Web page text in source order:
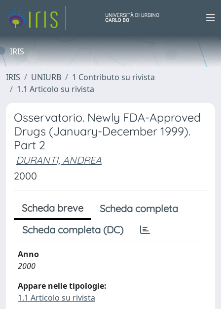
IRIS
IRIS UNIURB
1 Contributo su rivista
1.1 Articolo su rivista
Osservatorio. Newly FDA-Approved
Drugs (January-December 1999).
Part 2
DURANTI, ANDREA
2000
Scheda breve
Scheda completa
Scheda completa (DC)
Anno
2000
Appare nelle tipologie:
1.1 Articolo su rivista